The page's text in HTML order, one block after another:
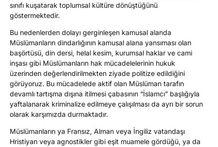
sınıfı kuşatarak toplumsal kültüre dönüştüğünü
göstermektedir.
Bu nedenlerden dolayı gerginleşen kamusal alanda
Müslümanların dindarlığının kamusal alana yansıması olan
başörtüsü, din dersi, helal kesim, kurumsal haklar ve cami
inşası gibi Müslümanların hak mücadelelerinin hukuk
üzerinden değerlendirilmekten ziyade politize edildiğini
görüyoruz. Bu mücadelede aktif olan Müslüman tarafın
devamlı tartışma dışına itilmesi çabasının “İslamcı” başlığıyla
yaftalanarak kriminalize edilmeye çalışılması da ayrı bir sorun
olarak karşımızda durmaktadır.
Müslümanların ya Fransız, Alman veya İngiliz vatandaşı
Hristiyan veya agnostikler gibi eşit muamele gördüğü, ya da